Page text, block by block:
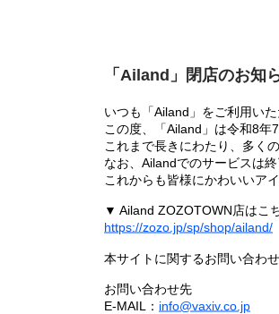
「Ailand」閉店のお知
いつも「Ailand」をご利用い
この度、「Ailand」は令和8年
これまで長きにわたり、多く
なお、Ailandでのサービスは
これからも皆様にかわいいア
▼ Ailand ZOZOTOWN店はこ
https://zozo.jp/sp/shop/ailand/
本サイトに関するお問い合わ
お問い合わせ先
E-MAIL： info@vaxiv.co.jp